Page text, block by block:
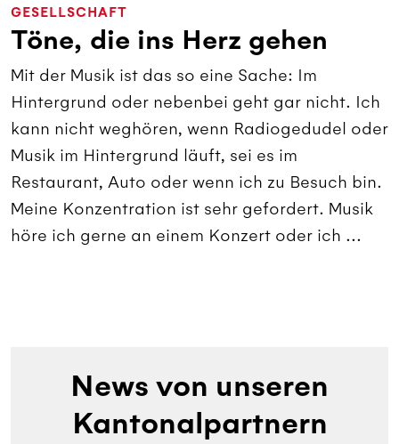
GESELLSCHAFT
Töne, die ins Herz gehen
Mit der Musik ist das so eine Sache: Im
Hintergrund oder nebenbei geht gar nicht. Ich
kann nicht weghören, wenn Radiogedudel oder
Musik im Hintergrund läuft, sei es im
Restaurant, Auto oder wenn ich zu Besuch bin.
Meine Konzentration ist sehr gefordert. Musik
höre ich gerne an einem Konzert oder ich ...
News von unseren
Kantonalpartnern